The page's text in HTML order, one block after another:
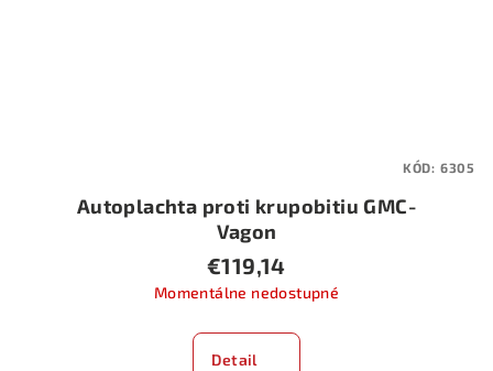
Autoplachta proti krupobitiu GMC-
Vagon
€119,14
Momentálne nedostupné
Detail
KÓD: 6305